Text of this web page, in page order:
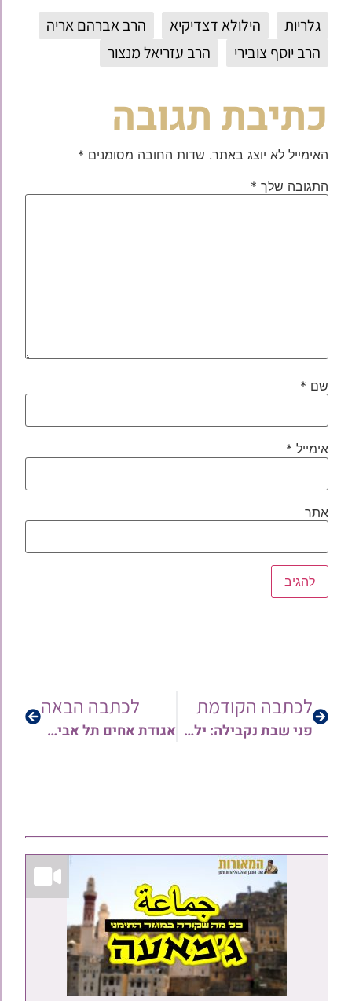
גלריות הילולא דצדיקיא
הרב אברהם אריה
הרב יוסף צובירי
הרב עזריאל מנצור
כתיבת תגובה
האימייל לא יוצג באתר. שדות החובה מסומנים *
התגובה שלך *
שם *
אימייל *
אתר
לכתבה הקודמת
פני שבת נקבילה: ילדי מודיעין עילית בכנס חיזוק במסגרת פרויקט 'פני שבת'￼
לכתבה הבאה
אגודת אחים תל אביב: מורי יוסף צובירי זצ"ל ועוד באמירת הקינות משנת תשמ"ו | תיעוד נוסטלגי